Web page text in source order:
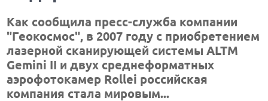
Как сообщила пресс-служба компании
"Геокосмос", в 2007 году с приобретением
лазерной сканирующей системы ALTM
Gemini II и двух среднеформатных
аэрофотокамер Rollei российская
компания стала мировым...